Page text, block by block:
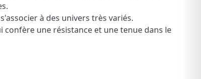
à des univers très variés.
confère une résistance et une tenue dans le